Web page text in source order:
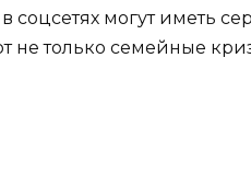
соцсетях могут иметь
не только семейные